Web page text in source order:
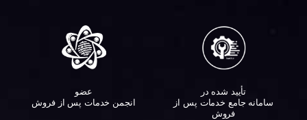
تأیید شده در
سامانه جامع خدمات پس از
فروش
عضو
انجمن خدمات پس از فروش